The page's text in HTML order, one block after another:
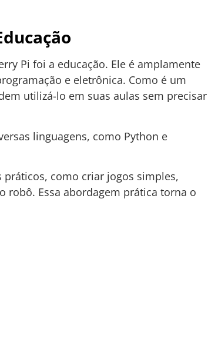
Pi foi a educação. Ele é amplamente
e eletrônica. Como é um
utilizá-lo em suas aulas sem precisar
linguagens, como Python e
como criar jogos simples,
robô. Essa abordagem prática torna o